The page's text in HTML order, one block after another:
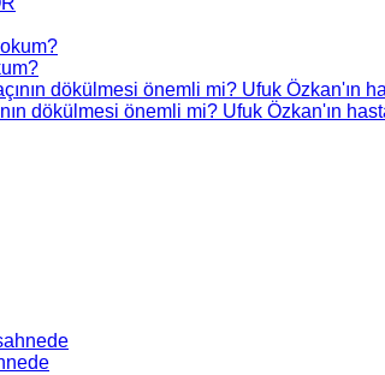
dökülmesi önemli mi? Ufuk Özkan'ın